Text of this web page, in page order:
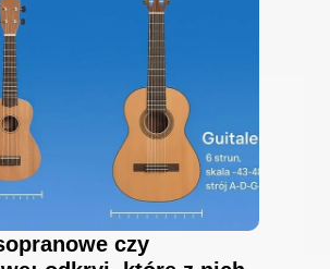
czy